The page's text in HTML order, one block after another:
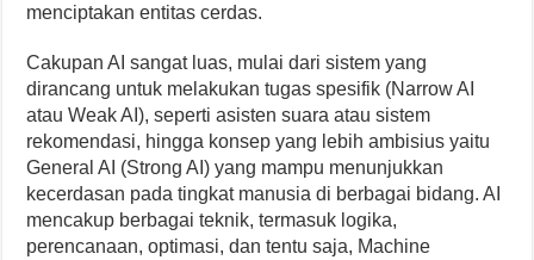
menciptakan entitas cerdas.
Cakupan AI sangat luas, mulai dari sistem yang
dirancang untuk melakukan tugas spesifik (Narrow AI
atau Weak AI), seperti asisten suara atau sistem
rekomendasi, hingga konsep yang lebih ambisius yaitu
General AI (Strong AI) yang mampu menunjukkan
kecerdasan pada tingkat manusia di berbagai bidang. AI
mencakup berbagai teknik, termasuk logika,
perencanaan, optimasi, dan tentu saja, Machine